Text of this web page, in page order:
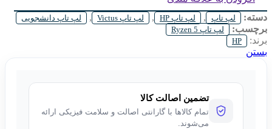
دسته:
لپ تاپ , لپ تاپ HP , لپ تاپ Victus , لپ تاپ دانشجویی
برچسب: لپ تاپ Ryzen 5
برند: HP
بستن
تضمین اصالت کالا
تمام کالاها با گارانتی اصالت و سلامت فیزیکی ارائه
می‌شوند.